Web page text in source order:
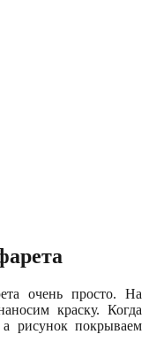
очень просто. На
краску. Когда
а рисунок покрываем